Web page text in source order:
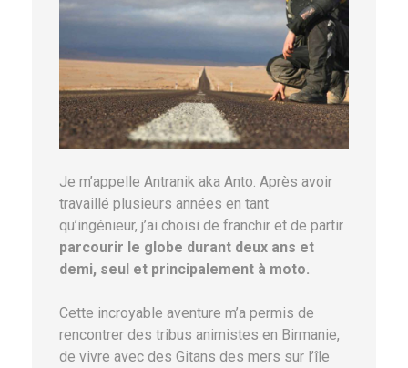
Je m’appelle Antranik aka Anto. Après avoir
travaillé plusieurs années en tant
qu’ingénieur, j’ai choisi de franchir et de partir
parcourir le globe durant deux ans et
demi, seul et principalement à moto.
Cette incroyable aventure m’a permis de
rencontrer des tribus animistes en Birmanie,
de vivre avec des Gitans des mers sur l’île